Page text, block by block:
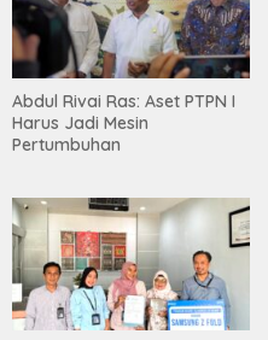
Abdul Rivai Ras: Aset PTPN I
Harus Jadi Mesin
Pertumbuhan